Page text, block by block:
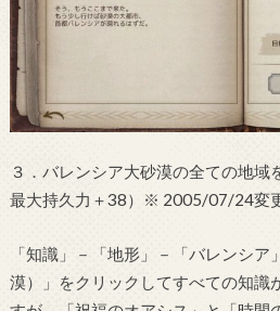
３．バレンシア大砂漠の全ての地域
最大持久力＋38）※ 2005/07/24変
「知識」－「地形」－「バレンシ
漠）」をクリックしてすべての知識